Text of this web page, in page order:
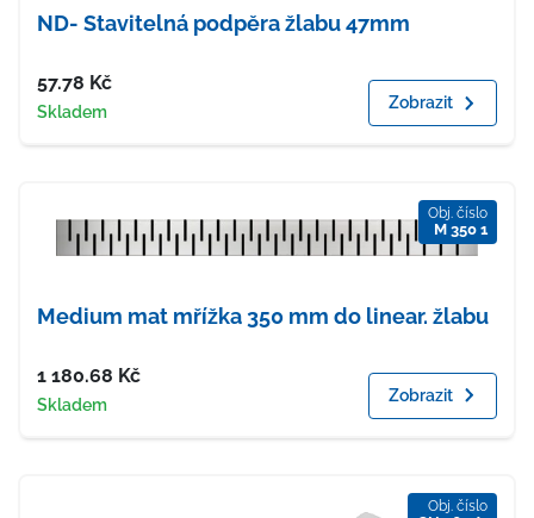
ND- Stavitelná podpěra žlabu 47mm
Cena
57.78 Kč
Dostupnost
Skladem Zobrazit
Obj. číslo
M 350 1
Medium mat mřížka 350 mm do linear. žlabu
Cena
1 180.68 Kč
Dostupnost
Skladem Zobrazit
Obj. číslo